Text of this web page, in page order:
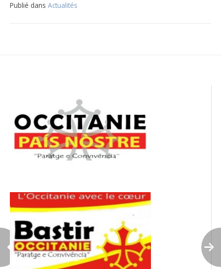
Publié dans Actualités